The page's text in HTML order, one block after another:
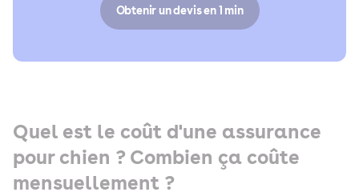
Obtenir un devis en 1 min
Quel est le coût d'une assurance
pour chien ? Combien ça coûte
mensuellement ?